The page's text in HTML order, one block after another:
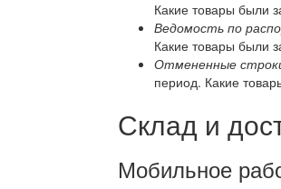
Какие товары были
Ведомость по
Какие товары были
Отмененные
период. Какие
Склад и
Мобильное